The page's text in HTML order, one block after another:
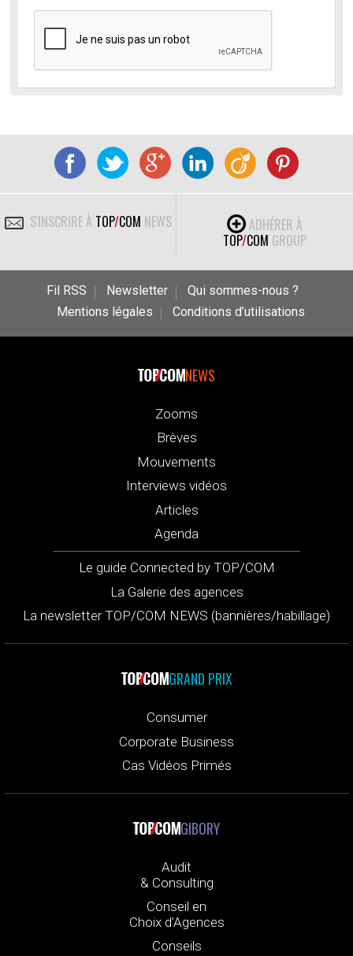
S'INSCRIRE À TOP/COM NEWS
ADHÉRER À
TOP/COM GROUP
Fil RSS Newsletter
Qui sommes-nous ?
Mentions légales
Conditions d’utilisations
NEWS
Zooms
Brèves
Mouvements
Interviews vidéos
Articles
Agenda
Le guide Connected by TOP/COM
La Galerie des agences
La newsletter TOP/COM NEWS (bannières/habillage)
GRAND PRIX
Consumer
Corporate Business
Cas Vidéos Primés
GIBORY
Audit
& Consulting
Conseil en
Choix d’Agences
Conseils